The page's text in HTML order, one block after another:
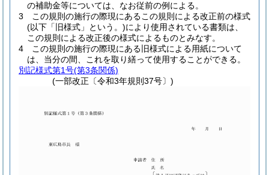
の補助金等については、なお従前の例による。
3
この規則の施行の際現にあるこの規則による改正前の様式
(以下「旧様式」という。)により使用されている書類は、
この規則による改正後の様式によるものとみなす。
4
この規則の施行の際現にある旧様式による用紙について
は、当分の間、これを取り繕って使用することができる。
別記様式第1号(第3条関係)
(一部改正〔令和3年規則37号〕)